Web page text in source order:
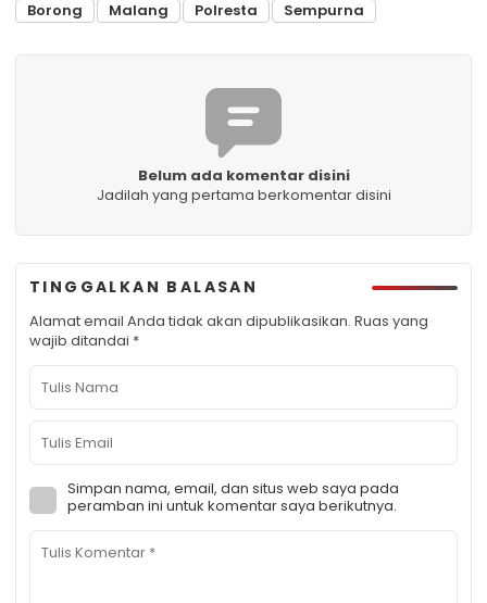
Borong Malang Polresta Sempurna
Belum ada komentar disini
Jadilah yang pertama berkomentar disini
TINGGALKAN BALASAN
Alamat email Anda tidak akan dipublikasikan. Ruas yang
wajib ditandai *
Simpan nama, email, dan situs web saya pada
peramban ini untuk komentar saya berikutnya.